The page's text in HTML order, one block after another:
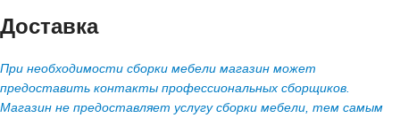
Доставка
При необходимости сборки мебели магазин может
предоставить контакты профессиональных сборщиков.
Магазин не предоставляет услугу сборки мебели, тем самым